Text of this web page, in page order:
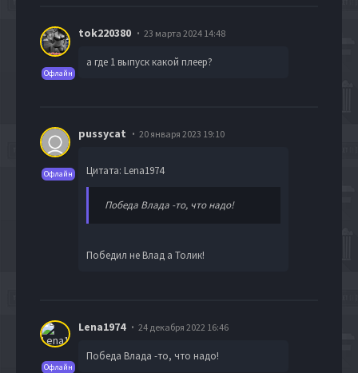
Офлайн
tok220380 23 марта 2024 14:48
а где 1 выпуск какой плеер?
Офлайн
pussycat 20 января 2023 19:10
Цитата: Lena1974
Победа Влада -то, что надо!
Победил не Влад а Толик!
Офлайн
Lena1974 24 декабря 2022 16:46
Победа Влада -то, что надо!